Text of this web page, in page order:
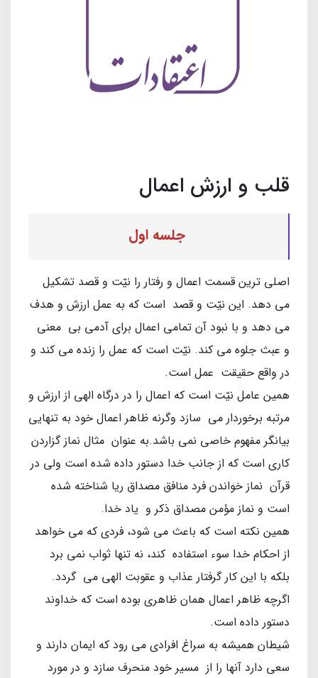
قلب و ارزش اعمال
جلسه اول
اصلی ترین قسمت اعمال و رفتار را نیّت و قصد تشکیل
می دهد. این نیّت و قصد است که به عمل ارزش و هدف
می دهد و با نبود آن تمامی اعمال برای آدمی بی معنی
و عبث جلوه می کند. نیّت است که عمل را زنده می کند و
در واقع حقیقت عمل است.
همین عامل نیّت است که اعمال را در درگاه الهی از ارزش و
مرتبه برخوردار می سازد وگرنه ظاهر اعمال خود به تنهایی
بیانگر مفهوم خاصی نمی باشد.به عنوان مثال نماز گزاردن
کاری است که از جانب خدا دستور داده شده است ولی در
قرآن نماز خواندن فرد منافق مصداق ریا شناخته شده
است و نماز مؤمن مصداق ذکر و یاد خدا.
همین نکته است که باعث می شود، فردی که می خواهد
از احکام خدا سوء استفاده کند، نه تنها ثواب نمی برد
بلکه با این کار گرفتار عذاب و عقوبت الهی می گردد.
اگرچه ظاهر اعمال همان ظاهری بوده است که خداوند
دستور داده است.
شیطان همیشه به سراغ افرادی می رود که ایمان دارند و
سعی دارد آنها را از مسیر خود منحرف سازد و در مورد